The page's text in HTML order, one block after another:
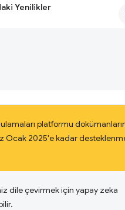
Yenilikler
platformu
Ocak 2025'e kadar
dile çevirmek için yapay zeka